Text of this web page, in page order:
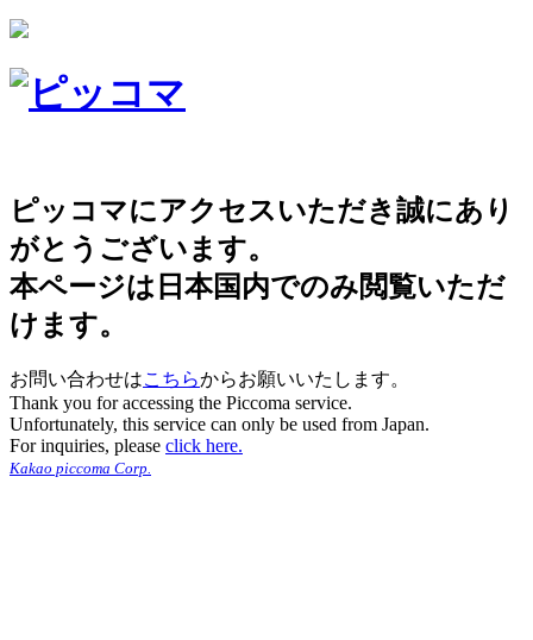
ピッコマにアクセスいただき誠にあり
がとうございます。
本ページは日本国内でのみ閲覧いただ
けます。
お問い合わせはこちらからお願いいたします。
Thank you for accessing the Piccoma service.
Unfortunately, this service can only be used from Japan.
For inquiries, please click here.
Kakao piccoma Corp.